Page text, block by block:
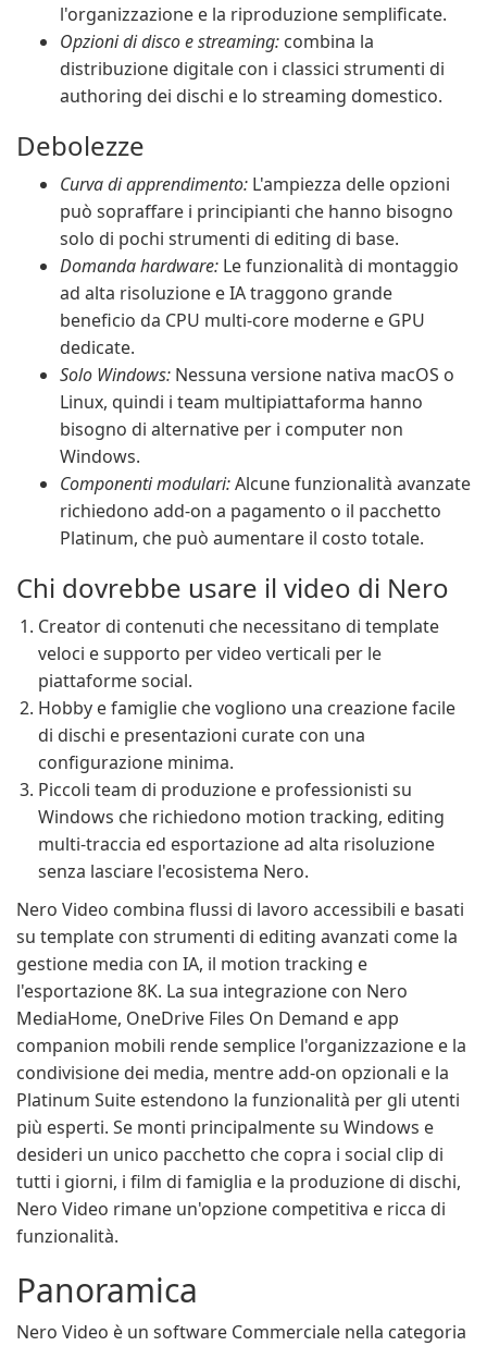
l'organizzazione e la riproduzione semplificate.
Opzioni di disco e streaming: combina la
distribuzione digitale con i classici strumenti di
authoring dei dischi e lo streaming domestico.
Debolezze
Curva di apprendimento: L'ampiezza delle opzioni
può sopraffare i principianti che hanno bisogno
solo di pochi strumenti di editing di base.
Domanda hardware: Le funzionalità di montaggio
ad alta risoluzione e IA traggono grande
beneficio da CPU multi-core moderne e GPU
dedicate.
Solo Windows: Nessuna versione nativa macOS o
Linux, quindi i team multipiattaforma hanno
bisogno di alternative per i computer non
Windows.
Componenti modulari:Alcune funzionalità avanzate
richiedono add-on a pagamento o il pacchetto
Platinum, che può aumentare il costo totale.
Chi dovrebbe usare il video di Nero
Creator di contenuti che necessitano di template
veloci e supporto per video verticali per le
piattaforme social.
Hobby e famiglie che vogliono una creazione facile
di dischi e presentazioni curate con una
configurazione minima.
Piccoli team di produzione e professionisti su
Windows che richiedono motion tracking, editing
multi-traccia ed esportazione ad alta risoluzione
senza lasciare l'ecosistema Nero.
Nero Video combina flussi di lavoro accessibili e basati
su template con strumenti di editing avanzati come la
gestione media con IA, il motion tracking e
l'esportazione 8K. La sua integrazione con Nero
MediaHome, OneDrive Files On Demand e app
companion mobili rende semplice l'organizzazione e la
condivisione dei media, mentre add-on opzionali e la
Platinum Suite estendono la funzionalità per gli utenti
più esperti. Se monti principalmente su Windows e
desideri un unico pacchetto che copra i social clip di
tutti i giorni, i film di famiglia e la produzione di dischi,
Nero Video rimane un'opzione competitiva e ricca di
funzionalità.
Panoramica
Nero Video è un software Commerciale nella categoria